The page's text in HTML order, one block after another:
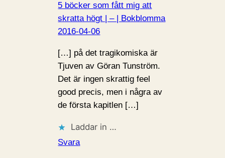
5 böcker som fått mig att
skratta högt | – | Bokblomma
2016-04-06
[…] på det tragikomiska är
Tjuven av Göran Tunström.
Det är ingen skrattig feel
good precis, men i några av
de första kapitlen […]
Laddar in …
Svara